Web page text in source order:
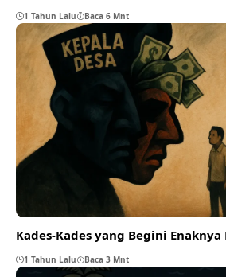
1 Tahun Lalu Baca 6 Mnt
Kades-Kades yang Begini Enaknya
1 Tahun Lalu Baca 3 Mnt